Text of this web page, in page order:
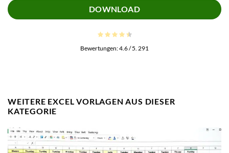
DOWNLOAD
Bewertungen:4.6/ 5. 291
WEITERE EXCEL VORLAGEN AUS DIESER
KATEGORIE